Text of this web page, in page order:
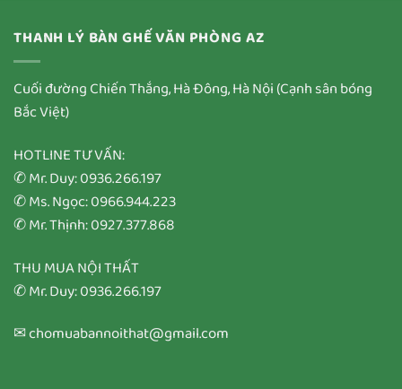
THANH LÝ BÀN GHẾ VĂN PHÒNG AZ
Cuối đường Chiến Thắng, Hà Đông, Hà Nội (Cạnh sân bóng
Bắc Việt)
HOTLINE TƯ VẤN:
✆ Mr. Duy: 0936.266.197
✆ Ms. Ngọc: 0966.944.223
✆ Mr. Thịnh: 0927.377.868
THU MUA NỘI THẤT
✆ Mr. Duy: 0936.266.197
✉ chomuabannoithat@gmail.com